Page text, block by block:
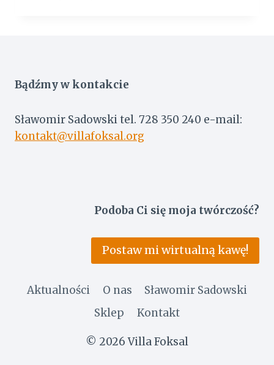
E
I
Bądźmy w kontakcie
Sławomir Sadowski tel. 728 350 240 e-mail:
kontakt@villafoksal.org
Podoba Ci się moja twórczość?
Postaw mi wirtualną kawę!
Aktualności O nas
Sławomir Sadowski
Sklep
Kontakt
© 2026 Villa Foksal